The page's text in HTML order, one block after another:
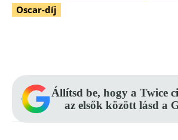
Oscar-díj
Állítsd be, hogy a Twice
az elsők között lásd a